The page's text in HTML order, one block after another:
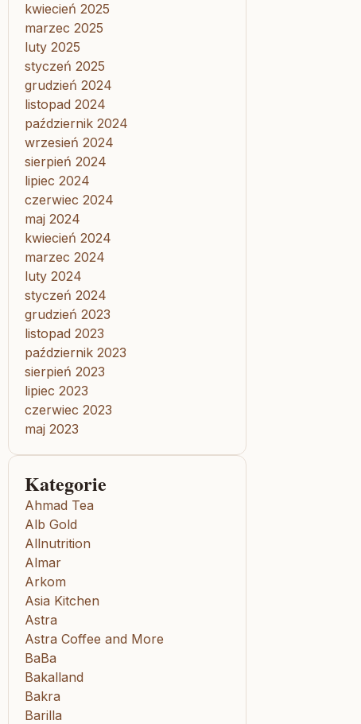
kwiecień 2025
marzec 2025
luty 2025
styczeń 2025
grudzień 2024
listopad 2024
październik 2024
wrzesień 2024
sierpień 2024
lipiec 2024
czerwiec 2024
maj 2024
kwiecień 2024
marzec 2024
luty 2024
styczeń 2024
grudzień 2023
listopad 2023
październik 2023
sierpień 2023
lipiec 2023
czerwiec 2023
maj 2023
Kategorie
Ahmad Tea
Alb Gold
Allnutrition
Almar
Arkom
Asia Kitchen
Astra
Astra Coffee and More
BaBa
Bakalland
Bakra
Barilla